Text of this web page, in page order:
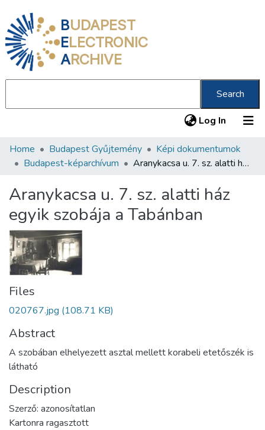
BUDAPEST
ELECTRONIC
ARCHIVE
Search
Log In (current)
Communities & Collections
Statistics
About us
Home Budapest Gyűjtemény
Képi dokumentumok
Budapest-képarchívum
Aranykacsa u. 7. sz. alatti ház egyik szobája a Tabánban
Aranykacsa u. 7. sz. alatti ház
egyik szobája a Tabánban
Files
020767.jpg (108.71 KB)
Abstract
A szobában elhelyezett asztal mellett korabeli etetőszék is
látható
Description
Szerző: azonosítatlan
Kartonra ragasztott